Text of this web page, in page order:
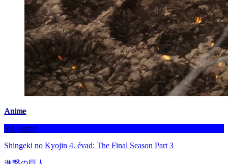
Anime
Befejezett
Shingeki no Kyojin 4. évad: The Final Season Part 3